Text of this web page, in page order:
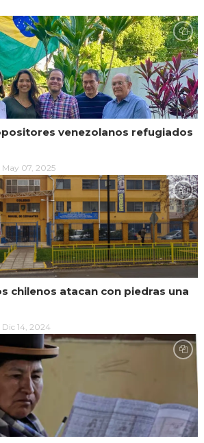
venezolanos refugiados
May 07, 2025
chilenos atacan con piedras una
Dic 14, 2024